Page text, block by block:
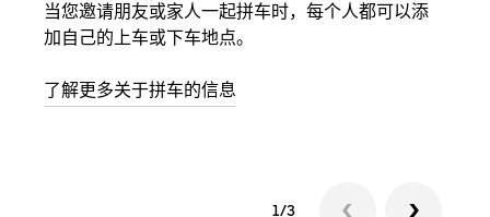
当您邀请朋友或家人一起拼车时，每个人都可以添
加自己的上车或下车地点。
了解更多关于拼车的信息
1/3